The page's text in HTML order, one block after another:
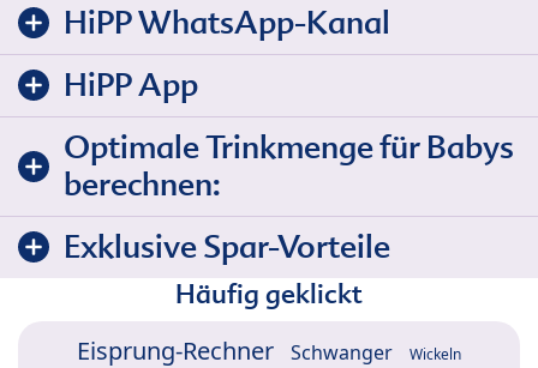
HiPP WhatsApp-Kanal
HiPP App
Optimale Trinkmenge für Babys
berechnen:
Exklusive Spar-Vorteile
Häufig geklickt
Eisprung-Rechner Schwanger Wickeln